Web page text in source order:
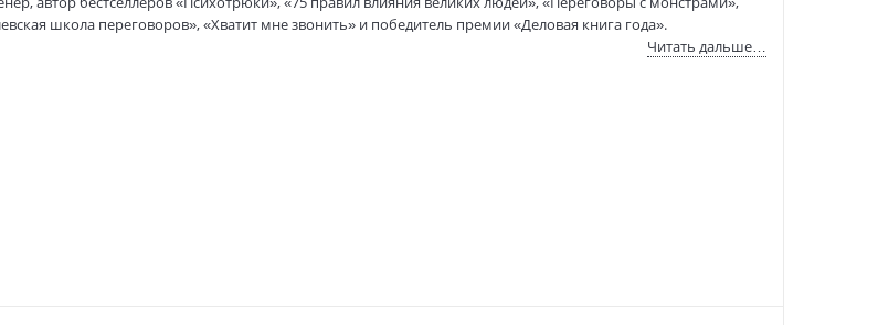
обложка
Артикул:
ITD000000001383267
ISBN:
978-5-04-199876-9
школа переговоров», «Хватит мне звонить» и победитель премии «Деловая книга года».
Читать дальше…